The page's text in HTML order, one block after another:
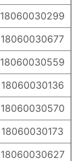
18060030299
18060030677
18060030559
18060030136
18060030570
18060030173
18060030627